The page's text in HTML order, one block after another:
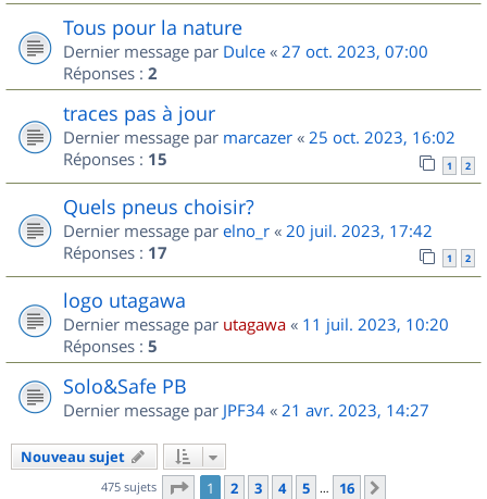
Tous pour la nature
Dernier message par Dulce « 27 oct. 2023, 07:00
Réponses : 2
traces pas à jour
Dernier message par marcazer « 25 oct. 2023, 16:02
Réponses : 15 1 2
Quels pneus choisir?
Dernier message par elno_r « 20 juil. 2023, 17:42
Réponses : 17 1 2
logo utagawa
Dernier message par utagawa « 11 juil. 2023, 10:20
Réponses : 5
Solo&Safe PB
Dernier message par JPF34 « 21 avr. 2023, 14:27
Nouveau sujet
475 sujets Page 1sur
1 2 3 4 5 … 16